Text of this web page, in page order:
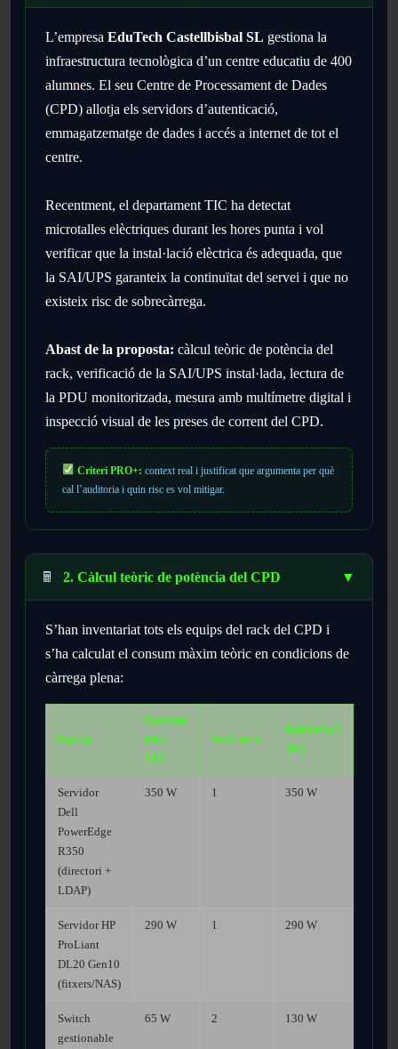
L’empresaEduTech Castellbisbal SL gestiona la
infraestructura tecnològica d’un centre educatiu de 400
alumnes. El seu Centre de Processament de Dades
(CPD) allotja els servidors d’autenticació,
emmagatzematge de dades i accés a internet de tot el
centre.
Recentment, el departament TIC ha detectat
microtalles elèctriques durant les hores punta i vol
verificar que la instal·lació elèctrica és adequada, que
la SAI/UPS garanteix la continuïtat del servei i que no
existeix risc de sobrecàrrega.
Abast de la proposta: càlcul teòric de potència del
rack, verificació de la SAI/UPS instal·lada, lectura de
la PDU monitoritzada, mesura amb multímetre digital i
inspecció visual de les preses de corrent del CPD.
Criteri PRO+: context real i justificat que argumenta per què
cal l’auditoria i quin risc es vol mitigar.
🖩 2. Càlcul teòric de potència del CPD ▼
S’han inventariat tots els equips del rack del CPD i
s’ha calculat el consum màxim teòric en condicions de
càrrega plena:
Equip
Consum
màx.
(W)
Unitats
Subtotal
(W)
Servidor
Dell
PowerEdge
R350
(directori +
LDAP)
350 W 1 350 W
Servidor HP
ProLiant
DL20 Gen10
(fitxers/NAS)
290 W 1 290 W
Switch
gestionable
65 W 2 130 W